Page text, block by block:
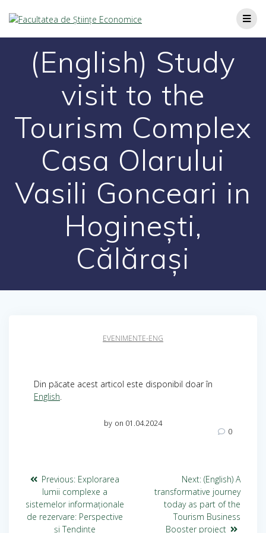
(English) Study
visit to the
Tourism Complex
Casa Olarului
Vasili Gonceari in
Hoginești,
Călărași
EVENIMENTE-ENG
Din păcate acest articol este disponibil doar în
English.
by on 01.04.2024
0
Previous: Explorarea
lumii complexe a
sistemelor informaționale
de rezervare: Perspective
și Tendințe
Next: (English) A
transformative journey
today as part of the
Tourism Business
Booster project